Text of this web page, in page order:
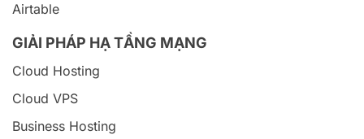
Airtable
GIẢI PHÁP HẠ TẦNG MẠNG
Cloud Hosting
Cloud VPS
Business Hosting